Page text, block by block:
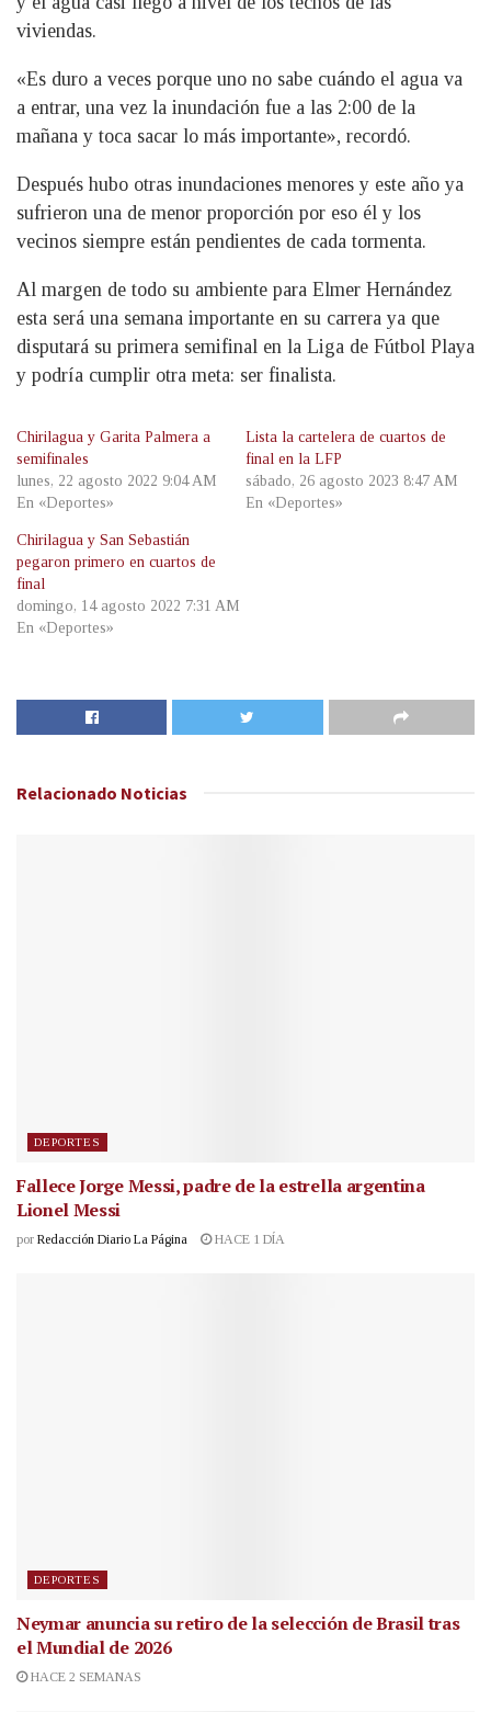
viviendas.
«Es duro a veces porque uno no sabe cuándo el agua va
a entrar, una vez la inundación fue a las 2:00 de la
mañana y toca sacar lo más importante», recordó.
Después hubo otras inundaciones menores y este año ya
sufrieron una de menor proporción por eso él y los
vecinos siempre están pendientes de cada tormenta.
Al margen de todo su ambiente para Elmer Hernández
esta será una semana importante en su carrera ya que
disputará su primera semifinal en la Liga de Fútbol Playa
y podría cumplir otra meta: ser finalista.
Chirilagua y Garita Palmera a
semifinales
lunes, 22 agosto 2022 9:04 AM
En «Deportes»
Lista la cartelera de cuartos de
final en la LFP
sábado, 26 agosto 2023 8:47 AM
En «Deportes»
Chirilagua y San Sebastián
pegaron primero en cuartos de
final
domingo, 14 agosto 2022 7:31 AM
En «Deportes»
Relacionado Noticias
DEPORTES
Fallece Jorge Messi, padre de la estrella argentina
Lionel Messi
por Redacción Diario La Página HACE 1 DÍA
DEPORTES
Neymar anuncia su retiro de la selección de Brasil tras
el Mundial de 2026
HACE 2 SEMANAS